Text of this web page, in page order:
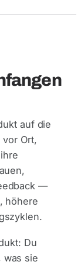
auf die
Ort,
—
höhere
Du
was sie